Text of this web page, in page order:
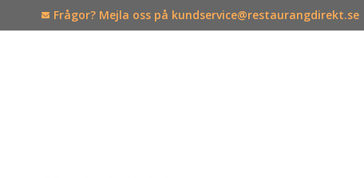
Frågor? Mejla oss på kundservice@restaurangdirekt.se